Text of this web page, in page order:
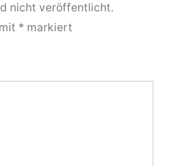
nicht veröffentlicht.
* markiert